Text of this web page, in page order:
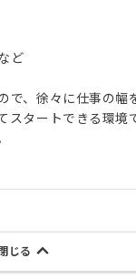
ど
で、徐々に仕事の幅
タートできる環境
閉じる